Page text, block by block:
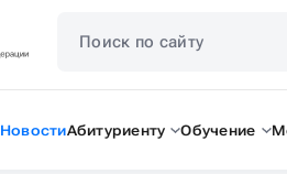
НовостиАбитуриенту Обучение